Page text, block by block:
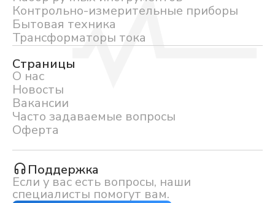
Контрольно-измерительные приборы
Бытовая техника
Трансформаторы тока
Страницы
О нас
Новосты
Вакансии
Часто задаваемые вопросы
Оферта
Поддержка
Если у вас есть вопросы, наши
специалисты помогут вам.